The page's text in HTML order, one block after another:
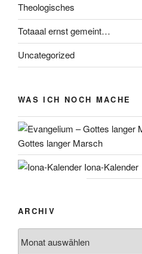
Theologisches
Totaaal ernst gemeint…
Uncategorized
WAS ICH NOCH MACHE
Gottes langer Marsch
Iona-Kalender
ARCHIV